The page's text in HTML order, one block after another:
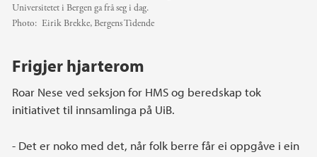
Universitetet i Bergen ga frå seg i dag.
Photo: Eirik Brekke, Bergens Tidende
Frigjer hjarterom
Roar Nese ved seksjon for HMS og beredskap tok
initiativet til innsamlinga på UiB.
- Det er noko med det, når folk berre får ei oppgåve i ein